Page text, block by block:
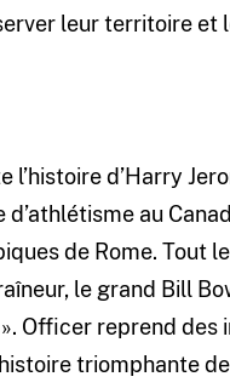
leur territoire et
d’Harry
au
de Rome. Tout
le grand Bill
Officer reprend des
triomphante